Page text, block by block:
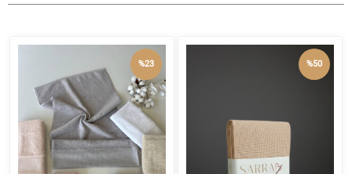
%23 %50